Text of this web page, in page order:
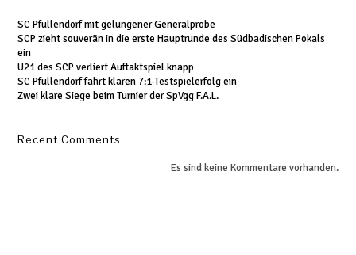
SC Pfullendorf mit gelungener Generalprobe
SCP zieht souverän in die erste Hauptrunde des Südbadischen Pokals
ein
U21 des SCP verliert Auftaktspiel knapp
SC Pfullendorf fährt klaren 7:1-Testspielerfolg ein
Zwei klare Siege beim Turnier der SpVgg F.A.L.
Recent Comments
Es sind keine Kommentare vorhanden.